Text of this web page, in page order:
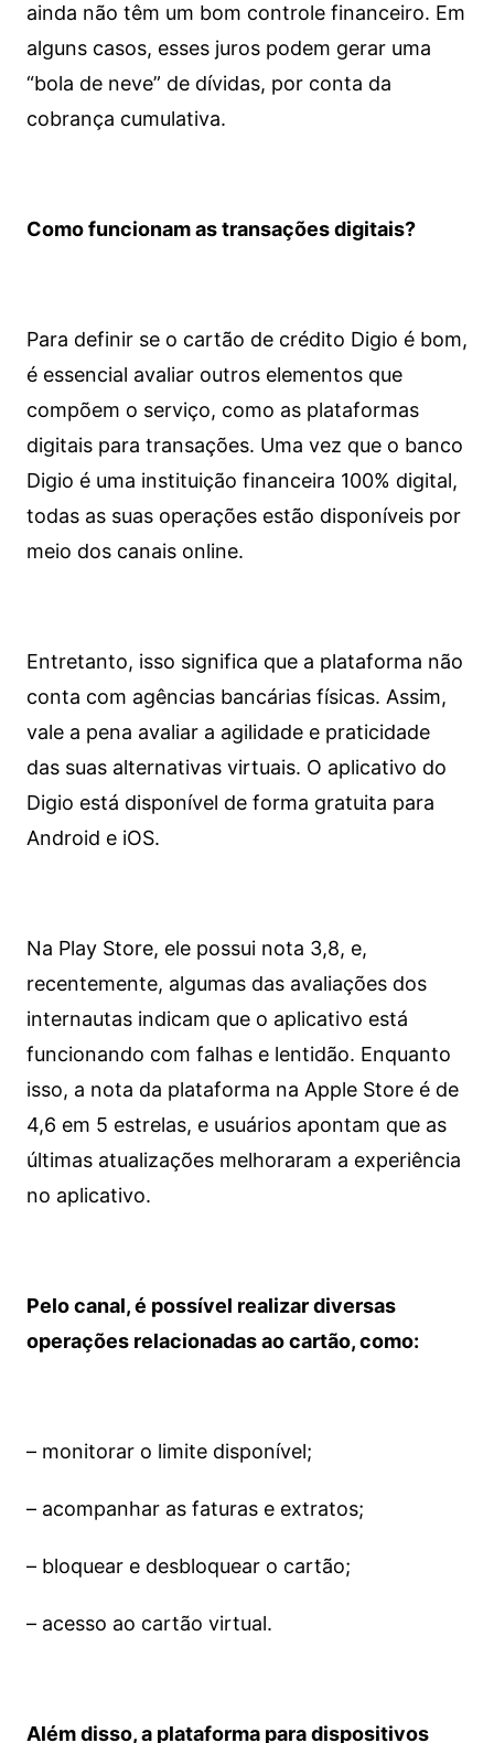
ainda não têm um bom controle financeiro. Em
alguns casos, esses juros podem gerar uma
“bola de neve” de dívidas, por conta da
cobrança cumulativa.
Como funcionam as transações digitais?
Para definir se o cartão de crédito Digio é bom,
é essencial avaliar outros elementos que
compõem o serviço, como as plataformas
digitais para transações. Uma vez que o banco
Digio é uma instituição financeira 100% digital,
todas as suas operações estão disponíveis por
meio dos canais online.
Entretanto, isso significa que a plataforma não
conta com agências bancárias físicas. Assim,
vale a pena avaliar a agilidade e praticidade
das suas alternativas virtuais. O aplicativo do
Digio está disponível de forma gratuita para
Android e iOS.
Na Play Store, ele possui nota 3,8, e,
recentemente, algumas das avaliações dos
internautas indicam que o aplicativo está
funcionando com falhas e lentidão. Enquanto
isso, a nota da plataforma na Apple Store é de
4,6 em 5 estrelas, e usuários apontam que as
últimas atualizações melhoraram a experiência
no aplicativo.
Pelo canal, é possível realizar diversas
operações relacionadas ao cartão, como:
– monitorar o limite disponível;
– acompanhar as faturas e extratos;
– bloquear e desbloquear o cartão;
– acesso ao cartão virtual.
Além disso, a plataforma para dispositivos